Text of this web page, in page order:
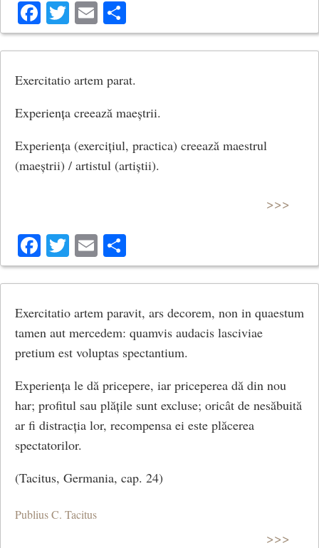
Facebook
Twitter
Email
Exercitatio artem parat.
Experiența creează maeștrii.
Experiența (exercițiul, practica) creează maestrul
(maeștrii) / artistul (artiștii).
>>>
Facebook
Twitter
Email
Exercitatio artem paravit, ars decorem, non in quaestum
tamen aut mercedem: quamvis audacis lasciviae
pretium est voluptas spectantium.
Experiența le dă pricepere, iar priceperea dă din nou
har; profitul sau plățile sunt excluse; oricât de nesăbuită
ar fi distracția lor, recompensa ei este plăcerea
spectatorilor.
(Tacitus, Germania, cap. 24)
Publius C. Tacitus
>>>